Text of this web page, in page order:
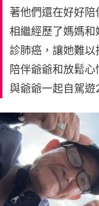
著他們還在好好陪
相繼經歷了媽媽
診肺癌，讓她難
陪伴爺爺和放鬆心
與爺爺一起自駕遊